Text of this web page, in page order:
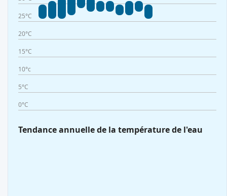
25°C
20°C
15°C
10°c
5°C
0°C
Tendance annuelle de la température de l'eau